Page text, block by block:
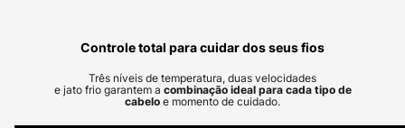
Controle total para cuidar dos seus fios
Três níveis de temperatura, duas velocidades
e jato frio garantem a combinação ideal para cada tipo de
cabelo e momento de cuidado.